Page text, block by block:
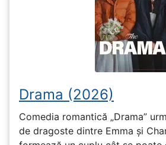
Drama (2026)
Comedia romantică „Drama”
de dragoste dintre Emma și